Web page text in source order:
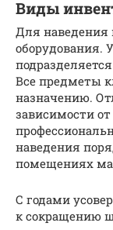
Виды
Для наведения
оборудования.
Все предметы
назначению.
зависимости
наведения
помещениях
С годами
к сокращению